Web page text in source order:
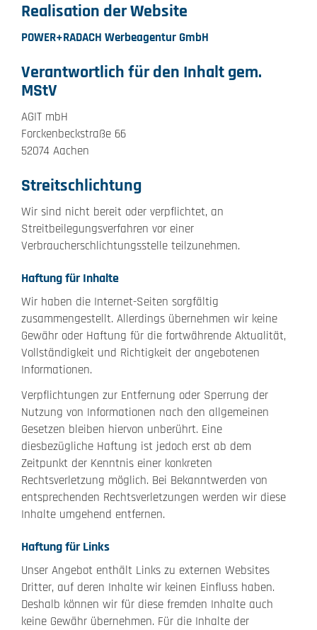
Realisation der Website
POWER+RADACH Werbeagentur GmbH
Verantwortlich für den Inhalt gem.
MStV
AGIT mbH
Forckenbeckstraße 66
52074 Aachen
Streitschlichtung
Wir sind nicht bereit oder verpflichtet, an
Streitbeilegungsverfahren vor einer
Verbraucherschlichtungsstelle teilzunehmen.
Haftung für Inhalte
Wir haben die Internet-Seiten sorgfältig
zusammengestellt. Allerdings übernehmen wir keine
Gewähr oder Haftung für die fortwährende Aktualität,
Vollständigkeit und Richtigkeit der angebotenen
Informationen.
Verpflichtungen zur Entfernung oder Sperrung der
Nutzung von Informationen nach den allgemeinen
Gesetzen bleiben hiervon unberührt. Eine
diesbezügliche Haftung ist jedoch erst ab dem
Zeitpunkt der Kenntnis einer konkreten
Rechtsverletzung möglich. Bei Bekanntwerden von
entsprechenden Rechtsverletzungen werden wir diese
Inhalte umgehend entfernen.
Haftung für Links
Unser Angebot enthält Links zu externen Websites
Dritter, auf deren Inhalte wir keinen Einfluss haben.
Deshalb können wir für diese fremden Inhalte auch
keine Gewähr übernehmen. Für die Inhalte der